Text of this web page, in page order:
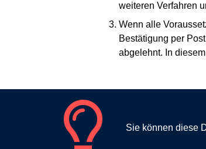
weiteren Verfahren
Wenn alle
Bestätigung per
abgelehnt. In
Sie können diese